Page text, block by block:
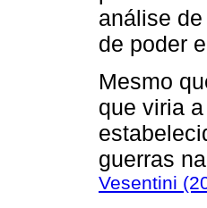
análise
de poder
Mesmo
que viria
guerras
Vesentini